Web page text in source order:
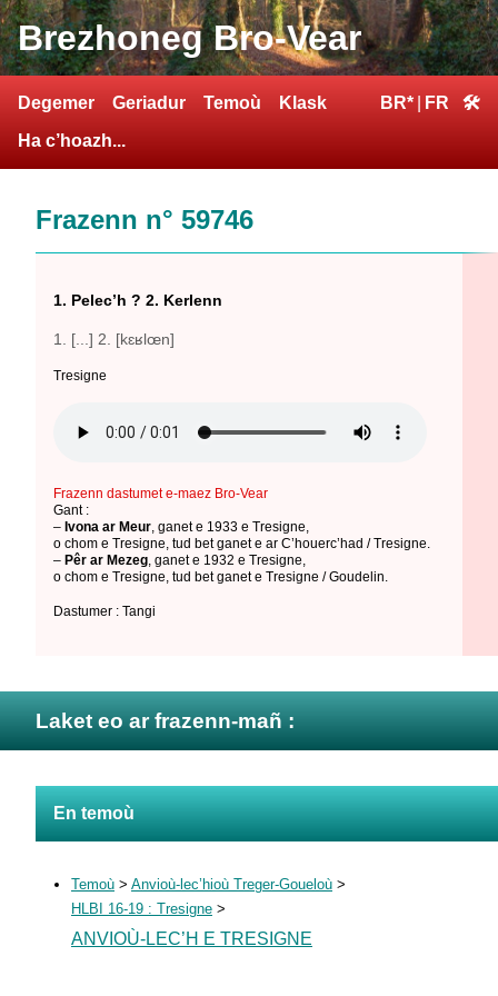
Brezhoneg Bro-Vear
Degemer Geriadur Temoù
Klask
Ha c’hoazh...
BR* FR 🛠
Frazenn n° 59746
1. Pelec’h ? 2. Kerlenn
1. [...] 2. [kɛʁlœn]
Tresigne
Frazenn dastumet e-maez Bro-Vear
Gant :
– Ivona ar Meur ganet e 1933 e Tresigne
o chom e Tresigne tud bet ganet e ar C’houerc’had / Tresigne
– Pêr ar Mezeg ganet e 1932 e Tresigne
o chom e Tresigne tud bet ganet e Tresigne / Goudelin
Dastumer : Tangi
Laket eo ar frazenn-mañ :
En temoù
Temoù > Anvioù-lec’hioù Treger-Goueloù >
HLBI 16-19 : Tresigne >
ANVIOÙ-LEC’H E TRESIGNE